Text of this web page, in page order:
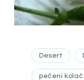
Desert
pečeni kolač